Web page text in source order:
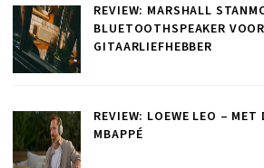
REVIEW: MARSHALL
BLUETOOTHSPEAKER
GITAARLIEFHEBBER
REVIEW: LOEWE LEO – MET
MBAPPÉ